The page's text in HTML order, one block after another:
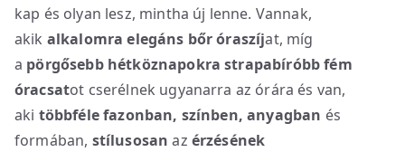
kap és olyan lesz, mintha új lenne. Vannak,
akik alkalomra elegáns bőr óraszíjat, míg
a pörgősebb hétköznapokra strapabíróbb fém
óracsatot cserélnek ugyanarra az órára és van,
aki többféle fazonban, színben, anyagban és
formában, stílusosan az érzésének